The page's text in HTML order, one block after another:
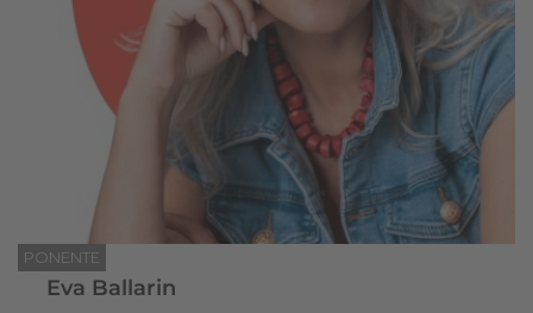
PONENTE
Eva Ballarin